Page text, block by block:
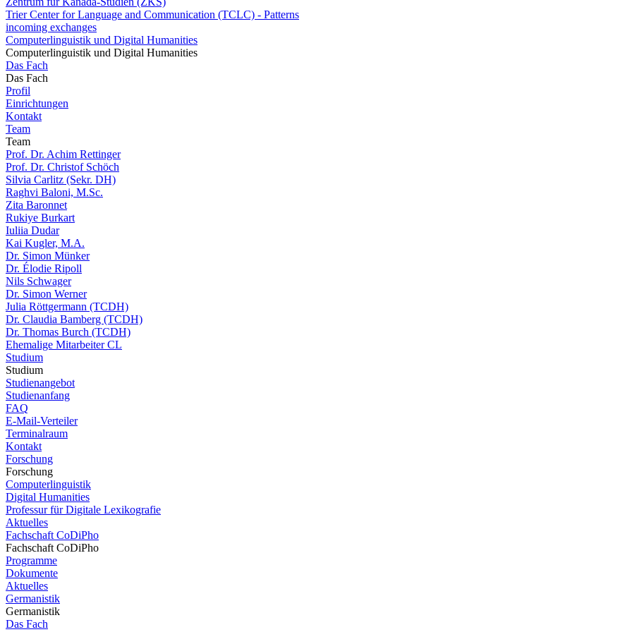
Trier Center for Language and Communication (TCLC) - Patterns
incoming exchanges
Computerlinguistik und Digital Humanities
Computerlinguistik und Digital Humanities
Das Fach
Das Fach
Profil
Einrichtungen
Kontakt
Team
Team
Prof. Dr. Achim Rettinger
Prof. Dr. Christof Schöch
Silvia Carlitz (Sekr. DH)
Raghvi Baloni, M.Sc.
Zita Baronnet
Rukiye Burkart
Iuliia Dudar
Kai Kugler, M.A.
Dr. Simon Münker
Dr. Élodie Ripoll
Nils Schwager
Dr. Simon Werner
Julia Röttgermann (TCDH)
Dr. Claudia Bamberg (TCDH)
Dr. Thomas Burch (TCDH)
Ehemalige Mitarbeiter CL
Studium
Studium
Studienangebot
Studienanfang
FAQ
E-Mail-Verteiler
Terminalraum
Kontakt
Forschung
Forschung
Computerlinguistik
Digital Humanities
Professur für Digitale Lexikografie
Aktuelles
Fachschaft CoDiPho
Fachschaft CoDiPho
Programme
Dokumente
Aktuelles
Germanistik
Germanistik
Das Fach